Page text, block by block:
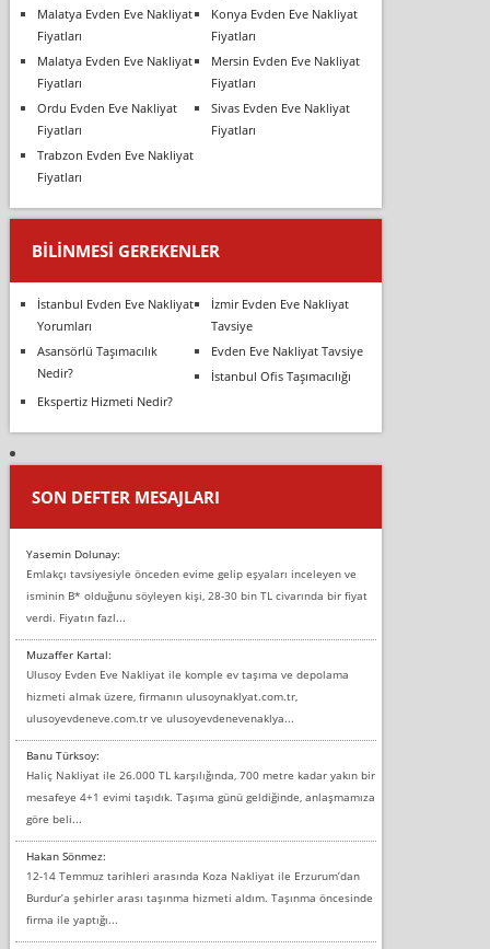
Malatya Evden Eve Nakliyat
Fiyatları
Konya Evden Eve Nakliyat
Fiyatları
Malatya Evden Eve Nakliyat
Fiyatları
Mersin Evden Eve Nakliyat
Fiyatları
Ordu Evden Eve Nakliyat
Fiyatları
Sivas Evden Eve Nakliyat
Fiyatları
Trabzon Evden Eve Nakliyat
Fiyatları
BILINMESI GEREKENLER
İstanbul Evden Eve Nakliyat
Yorumları
İzmir Evden Eve Nakliyat
Tavsiye
Asansörlü Taşımacılık
Nedir?
Evden Eve Nakliyat Tavsiye
İstanbul Ofis Taşımacılığı
Ekspertiz Hizmeti Nedir?
SON DEFTER MESAJLARI
Yasemin Dolunay:
Emlakçı tavsiyesiyle önceden evime gelip eşyaları inceleyen ve
isminin B* olduğunu söyleyen kişi, 28-30 bin TL civarında bir fiyat
verdi. Fiyatın fazl...
Muzaffer Kartal:
Ulusoy Evden Eve Nakliyat ile komple ev taşıma ve depolama
hizmeti almak üzere, firmanın ulusoynaklyat.com.tr,
ulusoyevdeneve.com.tr ve ulusoyevdenevenaklya...
Banu Türksoy:
Haliç Nakliyat ile 26.000 TL karşılığında, 700 metre kadar yakın bir
mesafeye 4+1 evimi taşıdık. Taşıma günü geldiğinde, anlaşmamıza
göre beli...
Hakan Sönmez:
12-14 Temmuz tarihleri arasında Koza Nakliyat ile Erzurum’dan
Burdur’a şehirler arası taşınma hizmeti aldım. Taşınma öncesinde
firma ile yaptığı...